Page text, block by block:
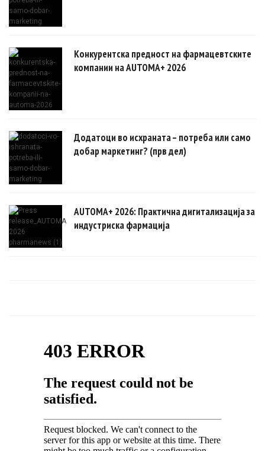
Конкурентска предност на фармацевтските
компании на AUTOMA+ 2026
Додатоци во исхраната – потреба или само
добар маркетинг? (прв дел)
AUTOMA+ 2026: Практична дигитализација за
индустриска фармација